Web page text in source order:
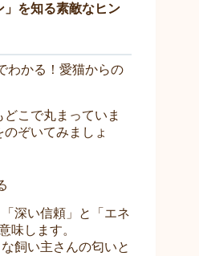
」を知る素敵なヒン
わかる！愛猫からの
こで丸まっていま
ぞいてみましょ
「深い信頼」と「エネ
味します。
飼い主さんの匂いと